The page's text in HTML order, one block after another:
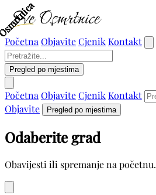
Početna ObjaviteCjenik Kontakt
Pregled po mjestima
Početna ObjaviteCjenik Kontakt
Objavite
Pregled po mjestima
Odaberite grad
Obavijesti ili spremanje na početnu.